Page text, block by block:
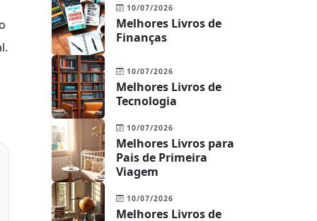
10/07/2026
Melhores Livros de
Finanças
10/07/2026
Melhores Livros de
Tecnologia
10/07/2026
Melhores Livros para
Pais de Primeira
Viagem
10/07/2026
Melhores Livros de